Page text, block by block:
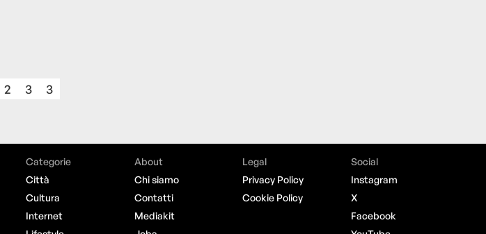
2 3 3
Categorie
Città
Cultura
Internet
About
Chi siamo
Contatti
Mediakit
Legal
Privacy Policy
Cookie Policy
Social
Instagram
X
Facebook